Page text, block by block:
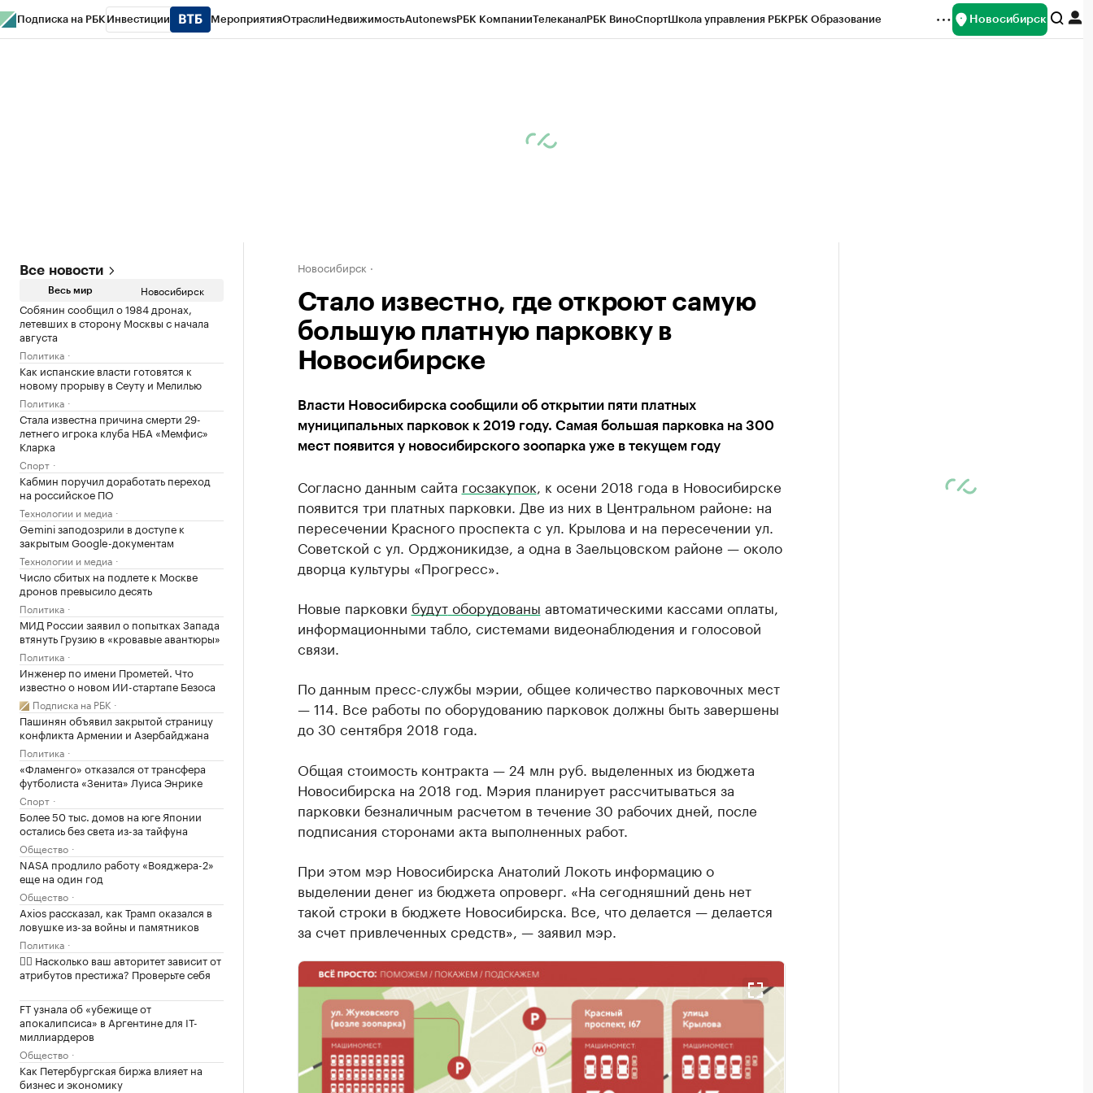
Подписка на РБК Инвестиции МероприятияОтраслиНедвижимостьAutonewsРБК КомпанииТелеканалРБК ВиноСпортШкола управления РБКРБК Образование Новосибирск
Все новости
Весь мир Новосибирск
Собянин сообщил о 1984 дронах,
летевших в сторону Москвы с начала
августа
Политика
Как испанские власти готовятся к
новому прорыву в Сеуту и Мелилью
Политика
Стала известна причина смерти 29-
летнего игрока клуба НБА «Мемфис»
Кларка
Спорт
Кабмин поручил доработать переход
на российское ПО
Технологии и медиа
Gemini заподозрили в доступе к
закрытым Google-документам
Технологии и медиа
Число сбитых на подлете к Москве
дронов превысило десять
Политика
МИД России заявил о попытках Запада
втянуть Грузию в «кровавые авантюры»
Политика
Инженер по имени Прометей. Что
известно о новом ИИ-стартапе Безоса
Подписка на РБК
Пашинян объявил закрытой страницу
конфликта Армении и Азербайджана
Политика
«Фламенго» отказался от трансфера
футболиста «Зенита» Луиса Энрике
Спорт
Более 50 тыс. домов на юге Японии
остались без света из-за тайфуна
Общество
NASA продлило работу «Вояджера-2»
еще на один год
Общество
Axios рассказал, как Трамп оказался в
ловушке из-за войны и памятников
Политика
✍🏻 Насколько ваш авторитет зависит от
атрибутов престижа? Проверьте себя
FT узнала об «убежище от
апокалипсиса» в Аргентине для IT-
миллиардеров
Общество
Как Петербургская биржа влияет на
бизнес и экономику
Новосибирск
Стало известно, где откроют самую
большую платную парковку в
Новосибирске
Власти Новосибирска сообщили об открытии пяти платных
муниципальных парковок к 2019 году. Самая большая парковка на 300
мест появится у новосибирского зоопарка уже в текущем году
Согласно данным сайта госзакупок , к осени 2018 года в Новосибирске
появится три платных парковки. Две из них в Центральном районе: на
пересечении Красного проспекта с ул. Крылова и на пересечении ул.
Советской с ул. Орджоникидзе, а одна в Заельцовском районе — около
дворца культуры «Прогресс».
Новые парковки будутоборудованы автоматическими кассами оплаты,
информационными табло, системами видеонаблюдения и голосовой
связи.
По данным пресс-службы мэрии, общее количество парковочных мест
— 114. Все работы по оборудованию парковок должны быть завершены
до 30 сентября 2018 года.
Общая стоимость контракта — 24 млн руб. выделенных из бюджета
Новосибирска на 2018 год. Мэрия планирует рассчитываться за
парковки безналичным расчетом в течение 30 рабочих дней, после
подписания сторонами акта выполненных работ.
При этом мэр Новосибирска Анатолий Локоть информацию о
выделении денег из бюджета опроверг. «На сегодняшний день нет
такой строки в бюджете Новосибирска. Все, что делается — делается
за счет привлеченных средств», — заявил мэр.